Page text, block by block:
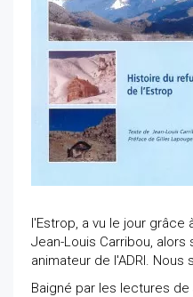
l'Estrop, a vu le jour grâce
Jean-Louis Carribou,
animateur de l'ADRI. Nous
Baigné par les lectures